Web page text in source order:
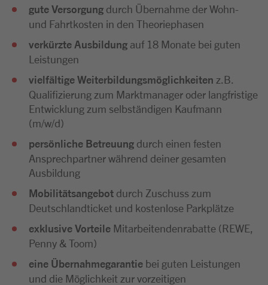
gute Versorgung durch Übernahme der Wohn-
und Fahrtkosten in den Theoriephasen
verkürzte Ausbildung auf 18 Monate bei guten
Leistungen
vielfältige Weiterbildungsmöglichkeiten z.B.
Qualifizierung zum Marktmanager oder langfristige
Entwicklung zum selbständigen Kaufmann
(m/w/d)
persönliche Betreuung durch einen festen
Ansprechpartner während deiner gesamten
Ausbildung
Mobilitätsangebot durch Zuschuss zum
Deutschlandticket und kostenlose Parkplätze
exklusive Vorteile Mitarbeitendenrabatte (REWE,
Penny & Toom)
eine Übernahmegarantie bei guten Leistungen
und die Möglichkeit zur vorzeitigen